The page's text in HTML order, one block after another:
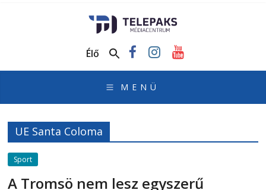
Médiacentrum
honlapja
Élő
UE Santa Coloma
Sport
A Tromsö nem lesz egyszerű